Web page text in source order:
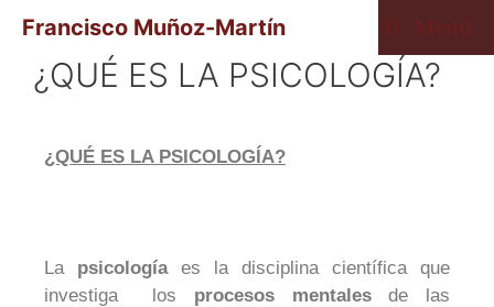
Francisco Muñoz-Martín Menú
¿QUÉ ES LA PSICOLOGÍA?
¿QUÉ ES LA PSICOLOGÍA?
La psicologíaes la disciplina científica que
investiga los procesos mentalesde las